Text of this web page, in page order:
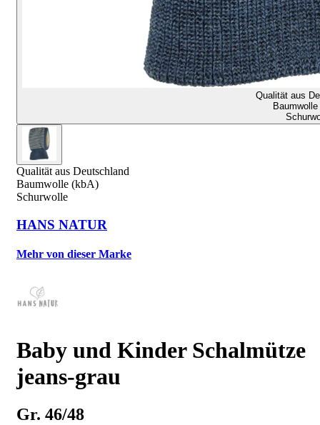
Qualität aus
Qualität aus Deutschland
Baumwolle (kbA)
Schurwolle
HANS NATUR
Mehr von dieser Marke
Baby und Kinder Schalmütze
jeans-grau
Gr. 46/48